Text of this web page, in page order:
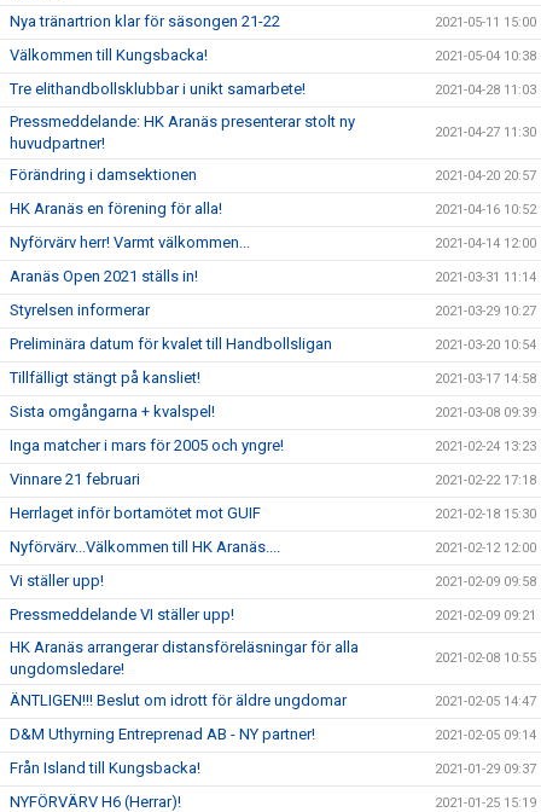
Nya tränartrion klar för säsongen 21-22 2021-05-11 15:00
Välkommen till Kungsbacka! 2021-05-04 10:38
Tre elithandbollsklubbar i unikt samarbete! 2021-04-28 11:03
Pressmeddelande: HK Aranäs presenterar stolt ny
huvudpartner!
2021-04-27 11:30
Förändring i damsektionen 2021-04-20 20:57
HK Aranäs en förening för alla! 2021-04-16 10:52
Nyförvärv herr! Varmt välkommen... 2021-04-14 12:00
Aranäs Open 2021 ställs in! 2021-03-31 11:14
Styrelsen informerar 2021-03-29 10:27
Preliminära datum för kvalet till Handbollsligan 2021-03-20 10:54
Tillfälligt stängt på kansliet! 2021-03-17 14:58
Sista omgångarna + kvalspel! 2021-03-08 09:39
Inga matcher i mars för 2005 och yngre! 2021-02-24 13:23
Vinnare 21 februari 2021-02-22 17:18
Herrlaget inför bortamötet mot GUIF 2021-02-18 15:30
Nyförvärv...Välkommen till HK Aranäs.... 2021-02-12 12:00
Vi ställer upp! 2021-02-09 09:58
Pressmeddelande VI ställer upp! 2021-02-09 09:21
HK Aranäs arrangerar distansföreläsningar för alla
ungdomsledare!
2021-02-08 10:55
ÄNTLIGEN!!! Beslut om idrott för äldre ungdomar 2021-02-05 14:47
D&M Uthyrning Entreprenad AB - NY partner! 2021-02-05 09:14
Från Island till Kungsbacka! 2021-01-29 09:37
NYFÖRVÄRV H6 (Herrar)! 2021-01-25 15:19